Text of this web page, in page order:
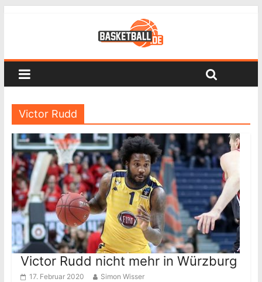
Victor Rudd
Victor Rudd nicht mehr in Würzburg
17. Februar 2020 Simon Wisser